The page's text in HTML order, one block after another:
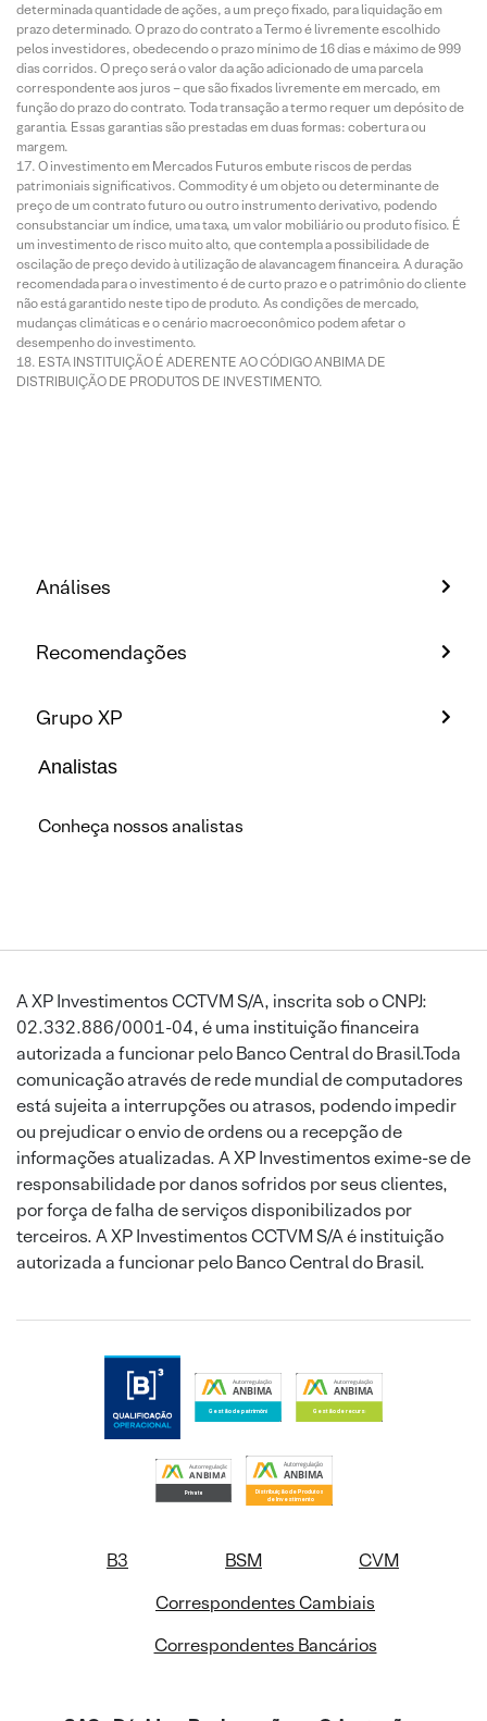
determinada quantidade de ações, a um preço fixado, para liquidação em
prazo determinado. O prazo do contrato a Termo é livremente escolhido
pelos investidores, obedecendo o prazo mínimo de 16 dias e máximo de 999
dias corridos. O preço será o valor da ação adicionado de uma parcela
correspondente aos juros – que são fixados livremente em mercado, em
função do prazo do contrato. Toda transação a termo requer um depósito de
garantia. Essas garantias são prestadas em duas formas: cobertura ou
margem.
O investimento em Mercados Futuros embute riscos de perdas
patrimoniais significativos. Commodity é um objeto ou determinante de
preço de um contrato futuro ou outro instrumento derivativo, podendo
consubstanciar um índice, uma taxa, um valor mobiliário ou produto físico. É
um investimento de risco muito alto, que contempla a possibilidade de
oscilação de preço devido à utilização de alavancagem financeira. A duração
recomendada para o investimento é de curto prazo e o patrimônio do cliente
não está garantido neste tipo de produto. As condições de mercado,
mudanças climáticas e o cenário macroeconômico podem afetar o
desempenho do investimento.
ESTA INSTITUIÇÃO É ADERENTE AO CÓDIGO ANBIMA DE
DISTRIBUIÇÃO DE PRODUTOS DE INVESTIMENTO.
Análises
Recomendações
Grupo XP
Analistas
Conheça nossos analistas
A XP Investimentos CCTVM S/A, inscrita sob o CNPJ:
02.332.886/0001-04, é uma instituição financeira
autorizada a funcionar pelo Banco Central do Brasil.Toda
comunicação através de rede mundial de computadores
está sujeita a interrupções ou atrasos, podendo impedir
ou prejudicar o envio de ordens ou a recepção de
informações atualizadas. A XP Investimentos exime-se de
responsabilidade por danos sofridos por seus clientes,
por força de falha de serviços disponibilizados por
terceiros. A XP Investimentos CCTVM S/A é instituição
autorizada a funcionar pelo Banco Central do Brasil.
B3 BSM
CVM
Correspondentes Cambiais
Correspondentes Bancários